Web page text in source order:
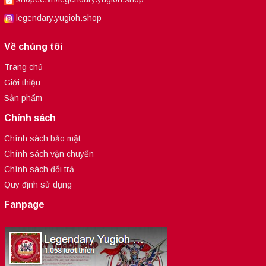
legendary.yugioh.shop
Về chúng tôi
Trang chủ
Giới thiệu
Sản phẩm
Chính sách
Chính sách bảo mật
Chính sách vận chuyển
Chính sách đổi trả
Quy định sử dụng
Fanpage